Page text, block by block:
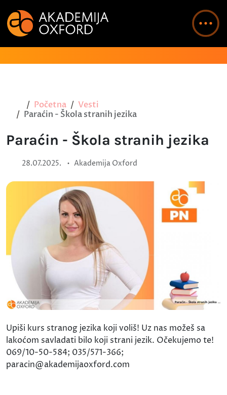
Početna
Vesti
Paraćin - Škola stranih jezika
Paraćin - Škola stranih jezika
28.07.2025. • Akademija Oxford
Upiši kurs stranog jezika koji voliš! Uz nas možeš sa
lakoćom savladati bilo koji strani jezik. Očekujemo te!
069/10-50-584; 035/571-366;
paracin@akademijaoxford.com